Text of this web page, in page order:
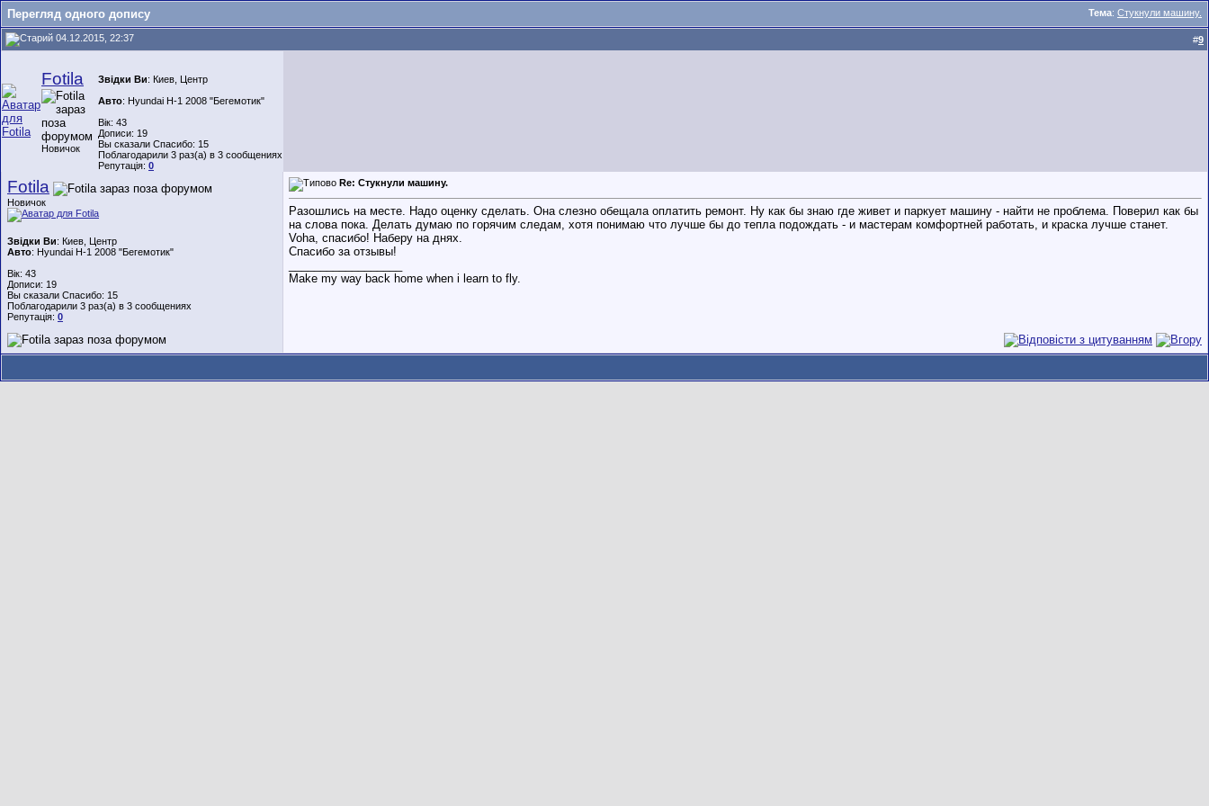
Тема: Стукнули машину.
Перегляд одного допису
04.12.2015, 22:37 #9
Fotila
Новичок
Звідки Ви: Киев, Центр
Авто: Hyundai H-1 2008 "Бегемотик"
Вік: 43
Дописи: 19
Вы сказали Спасибо: 15
Поблагодарили 3 раз(а) в 3 сообщениях
Репутація: 0
Fotila
Новичок
Звідки Ви: Киев, Центр
Авто: Hyundai H-1 2008 "Бегемотик"
Вік: 43
Дописи: 19
Вы сказали Спасибо: 15
Поблагодарили 3 раз(а) в 3 сообщениях
Репутація: 0
Re: Стукнули машину.
Разошлись на месте. Надо оценку сделать. Она слезно обещала оплатить ремонт. Ну как бы знаю где живет и паркует машину - найти не проблема. Поверил как бы
на слова пока. Делать думаю по горячим следам, хотя понимаю что лучше бы до тепла подождать - и мастерам комфортней работать, и краска лучше станет.
Voha, спасибо! Наберу на днях.
Спасибо за отзывы!
Make my way back home when i learn to fly.